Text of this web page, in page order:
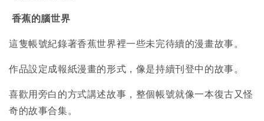
香蕉的腦世界
這隻帳號紀錄著香蕉世界裡一些未完待續的漫畫故事。
作品設定成報紙漫畫的形式，像是持續刊登中的故事。
喜歡用旁白的方式講述故事，整個帳號就像一本復古又怪
奇的故事合集。